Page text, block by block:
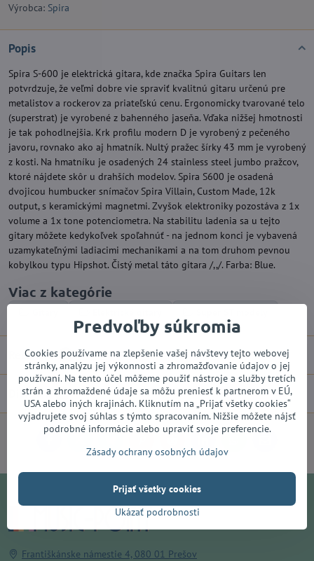
Výrobca: Spira
Popis
Spira S-600 je elektrická gitara, kde značka Spira Guitars len
potvrdzuje, že veľmi dobre vie spraviť kvalitnú gitaru určenú pre
metalistov a rockerov za priateľskú cenu. Ergonomicky tvarované telo
(superstrat) je vyrobené z bahenného jaseňa. Vďaka nižšej hmotnosti
je tak pohodlnejšia. Krk profilu modern D je vyrobený z pečeného
javoru, rovnako ako aj hmatník. Nultý pražec šírky 43 mm je vyrobený
z kosti. Na hmatníku je osadených 24 stainless steel jumbo pražcov,
ktoré nájdete skôr u drahších modelov. Spira S600 je osadená
dvojicou humbucker snímačov Spira Villain, Custom Made, 12k
output, s keramickými magnetmi. Zvyšok elektroniky pozostáva z 1x
volume a 1x tone potenciometra. Na stabilitu ladenia sa u tejto
gitary môžete kedykoľvek spoľahnúť - na jednom konci je vybavená
uzamykateľnými ladiacimi mechanikami a na tom druhom pevnou
kobylkou typu Hipshot. Čistý metal táto gitara /,,/. Farba: Blue.
Viac z kategórie
Recenzie 0
Diskusia 0
Františkánske námestie 4, 080 01 Prešov
Predvoľby súkromia
Cookies používame na zlepšenie vašej návštevy tejto webovej
stránky, analýzu jej výkonnosti a zhromažďovanie údajov o jej
používaní. Na tento účel môžeme použiť nástroje a služby tretích
strán a zhromaždené údaje sa môžu preniesť k partnerom v EÚ,
USA alebo iných krajinách. Kliknutím na „Prijať všetky cookies“
vyjadrujete svoj súhlas s týmto spracovaním. Nižšie môžete nájsť
podrobné informácie alebo upraviť svoje preferencie.
Zásady ochrany osobných údajov
Ukázať podrobnosti
Prijať všetky cookies